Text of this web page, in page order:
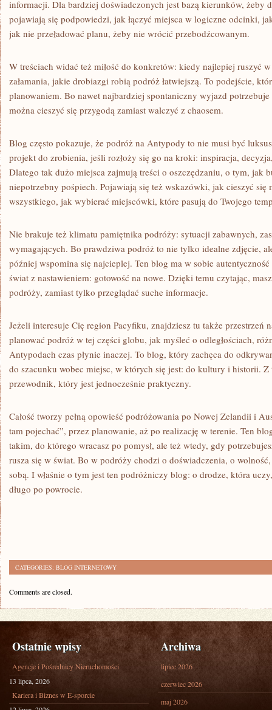
informacji. Dla bardziej doświadczonych jest bazą kierunków, żeby
pojawiają się podpowiedzi, jak łączyć miejsca w logiczne odcinki,
jak nie przeładować planu, żeby nie wrócić przebodźcowanym.
W treściach widać też miłość do konkretów: kiedy najlepiej ruszyć w
załamania, jakie drobiazgi robią podróż łatwiejszą. To podejście,
planowaniem. Bo nawet najbardziej spontaniczny wyjazd
można cieszyć się przygodą zamiast walczyć z chaosem.
Blog często pokazuje, że podróż na Antypody to nie musi być
projekt do zrobienia, jeśli rozłoży się go na kroki: inspiracja,
Dlatego tak dużo miejsca zajmują treści o oszczędzaniu, o tym, jak
niepotrzebny pośpiech. Pojawiają się też wskazówki, jak cieszyć się
wszystkiego, jak wybierać miejscówki, które pasują do Twojego
Nie brakuje też klimatu pamiętnika podróży: sytuacji zabawnych,
wymagających. Bo prawdziwa podróż to nie tylko idealne zdjęcie,
później wspomina się najcieplej. Ten blog ma w sobie
świat z nastawieniem: gotowość na nowe. Dzięki temu czytając,
podróży, zamiast tylko przeglądać suche informacje.
Jeżeli interesuje Cię region Pacyfiku, znajdziesz tu także przestrzeń
planować podróż w tej części globu, jak myśleć o odległościach,
Antypodach czas płynie inaczej. To blog, który zachęca do
do szacunku wobec miejsc, w których się jest: do kultury i historii. Z
przewodnik, który jest jednocześnie praktyczny.
Całość tworzy pełną opowieść podróżowania po Nowej Zelandii i
tam pojechać”, przez planowanie, aż po realizację w terenie. Ten
takim, do którego wracasz po pomysł, ale też wtedy, gdy
rusza się w świat. Bo w podróży chodzi o doświadczenia, o
sobą. I właśnie o tym jest ten podróżniczy blog: o drodze, która
długo po powrocie.
CATEGORIES: BLOG INTERNETOWY
Comments are closed.
Ostatnie wpisy
Agencje i Pośrednicy Nieruchomości
13 lipca, 2026
Kariera i Biznes w E-sporcie
Archiwa
lipiec 2026
czerwiec 2026
maj 2026